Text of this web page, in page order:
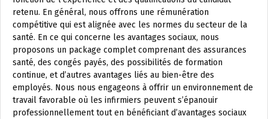
retenu. En général, nous offrons une rémunération
compétitive qui est alignée avec les normes du secteur de la
santé. En ce qui concerne les avantages sociaux, nous
proposons un package complet comprenant des assurances
santé, des congés payés, des possibilités de formation
continue, et d’autres avantages liés au bien-être des
employés. Nous nous engageons à offrir un environnement de
travail favorable où les infirmiers peuvent s’épanouir
professionnellement tout en bénéficiant d’avantages sociaux